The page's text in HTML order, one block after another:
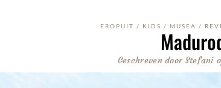
EROPUIT / KIDS / MUSEA /
Geschreven doorStefani